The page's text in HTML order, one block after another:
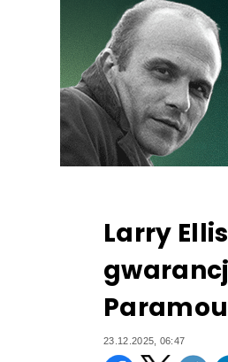
Larry
23.12.2025, 06:47